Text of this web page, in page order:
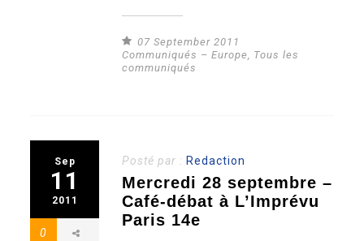
07 September 2011
Communiqués – Europe, Tous les
communiqués
Sep
11
2011
0
Posté par : Redaction
Mercredi 28 septembre –
Café-débat à L’Imprévu
Paris 14e